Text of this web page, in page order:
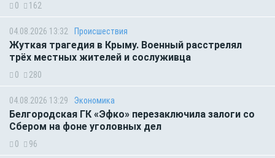
0 162
04.08.2026 13:32 Происшествия
Жуткая трагедия в Крыму. Военный расстрелял
трёх местных жителей и сослуживца
0 280
04.08.2026 13:29 Экономика
Белгородская ГК «Эфко» перезаключила залоги со
Сбером на фоне уголовных дел
0 96